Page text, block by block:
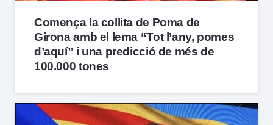
Comença la collita de Poma de
Girona amb el lema “Tot l’any, pomes
d’aquí” i una predicció de més de
100.000 tones